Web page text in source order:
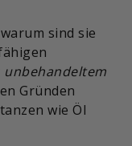
sind sie
unbehandeltem
Gründen
wie Öl